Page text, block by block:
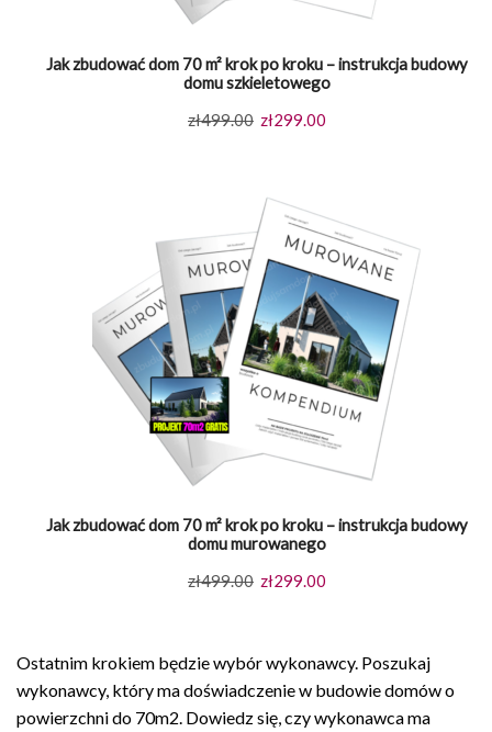
Jak zbudować dom 70 m² krok po kroku – instrukcja budowy
domu szkieletowego
zł499.00 Pierwotna
zł499.00.
zł299.00
Jak zbudować dom 70 m² krok po kroku – instrukcja budowy
domu murowanego
zł499.00 Pierwotna
zł499.00.
zł299.00
zł299.00.
Ostatnim krokiem będzie wybór wykonawcy. Poszukaj
wykonawcy, który ma doświadczenie w budowie domów o
powierzchni do 70m2. Dowiedz się, czy wykonawca ma